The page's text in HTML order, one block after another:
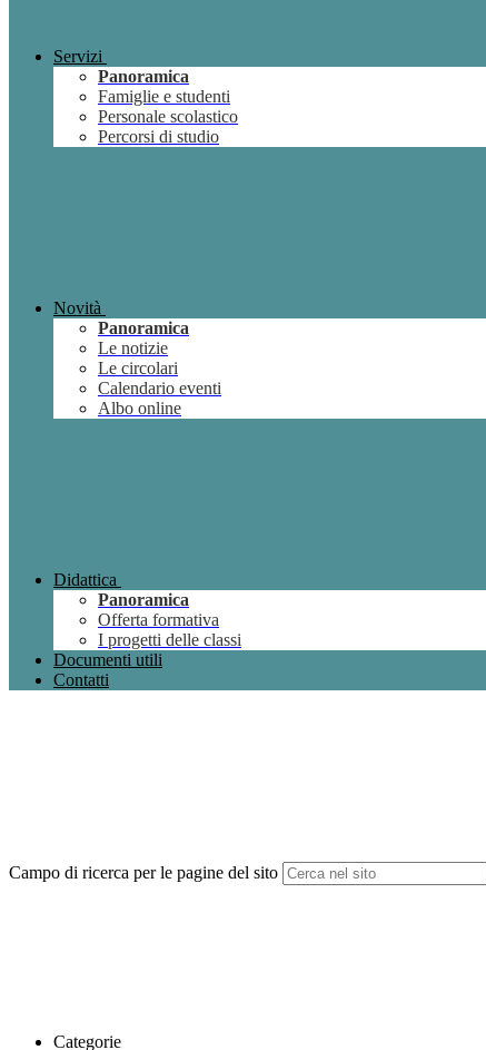
Servizi
Panoramica
Famiglie e studenti
Personale scolastico
Percorsi di studio
Novità
Panoramica
Le notizie
Le circolari
Calendario eventi
Albo online
Didattica
Panoramica
Offerta formativa
I progetti delle classi
Documenti utili
Contatti
Campo di ricerca per le pagine del sito
Categorie